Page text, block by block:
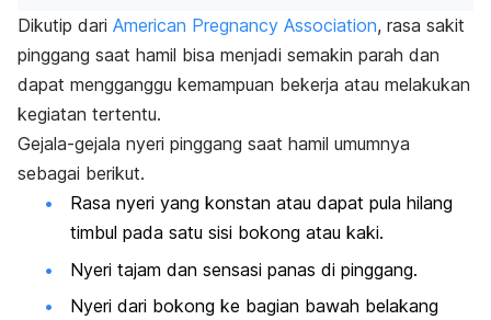
Dikutip dari American Pregnancy Association, rasa sakit
pinggang saat hamil bisa menjadi semakin parah dan
dapat mengganggu kemampuan bekerja atau melakukan
kegiatan tertentu.
Gejala-gejala nyeri pinggang saat hamil umumnya
sebagai berikut.
Rasa nyeri yang konstan atau dapat pula hilang
timbul pada satu sisi bokong atau kaki.
Nyeri tajam dan sensasi panas di pinggang.
Nyeri dari bokong ke bagian bawah belakang